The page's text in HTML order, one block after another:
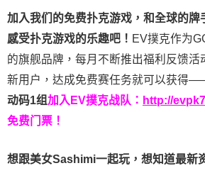
加入我们的免费扑克游戏，和全球的牌
感受扑克游戏的乐趣吧！ EV撲克作为
的旗舰品牌，每月不断推出福利反馈活
新用户，达成免费赛任务就可以获得
动码1组加入EV撲克战队： http://
免费门票！
想跟美女Sashimi一起玩， 想知道最新